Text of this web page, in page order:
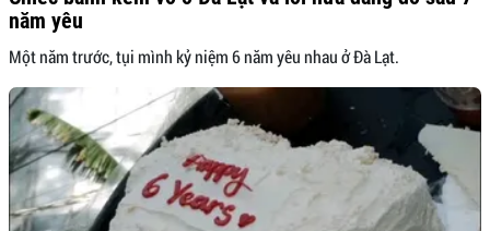
năm yêu
Một năm trước, tụi mình kỷ niệm 6 năm yêu nhau ở Đà Lạt.